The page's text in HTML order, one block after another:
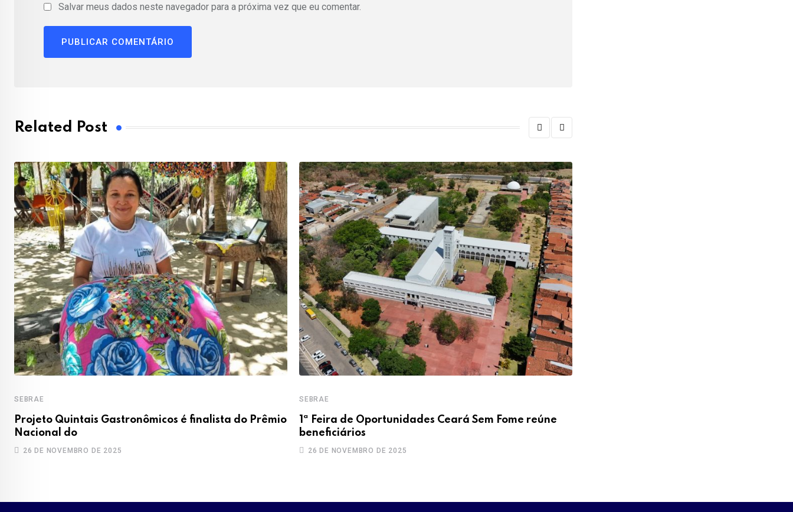
Salvar meus dados neste navegador para a próxima vez que eu comentar.
Related Post
SEBRAE
Projeto Quintais Gastronômicos é finalista do Prêmio
Nacional do
26 DE NOVEMBRO DE 2025
SEBRAE
1ª Feira de Oportunidades Ceará Sem Fome reúne
beneficiários
26 DE NOVEMBRO DE 2025